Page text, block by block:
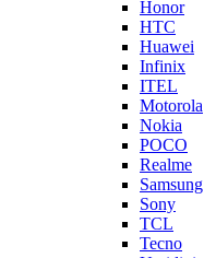
Honor
HTC
Huawei
Infinix
ITEL
Motorola
Nokia
POCO
Realme
Samsung
Sony
TCL
Tecno